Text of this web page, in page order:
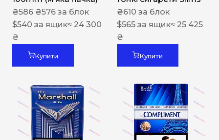
₴586 ₴576 за блок
$540 за ящик≈ 24 300
₴
Купити
₴610 за блок
$565 за ящик≈ 25 425
₴
Купити